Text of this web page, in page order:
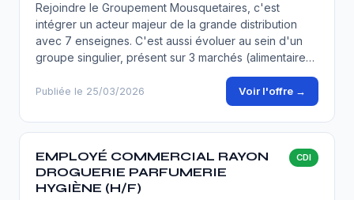
Rejoindre le Groupement Mousquetaires, c'est
intégrer un acteur majeur de la grande distribution
avec 7 enseignes. C'est aussi évoluer au sein d'un
groupe singulier, présent sur 3 marchés (alimentaire…
Publiée le 25/03/2026 Voir l'offre →
EMPLOYÉ COMMERCIAL RAYON
DROGUERIE PARFUMERIE
HYGIÈNE (H/F)
CDI